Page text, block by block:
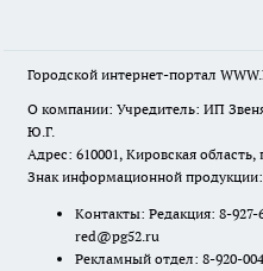
Городской интернет-портал
О компании: Учредитель: ИП
Ю.Г.
Адрес: 610001, Кировская
Знак информационной продукции:
Контакты: Редакция: 8-
red@pg52.ru
Рекламный отдел: 8-920-